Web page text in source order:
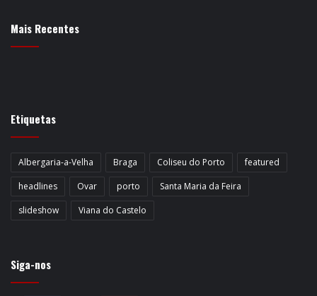
Mais Recentes
Etiquetas
Albergaria-a-Velha Braga Coliseu do Porto
featured
headlines
Ovar porto
Santa Maria da Feira
slideshow
Viana do Castelo
Siga-nos